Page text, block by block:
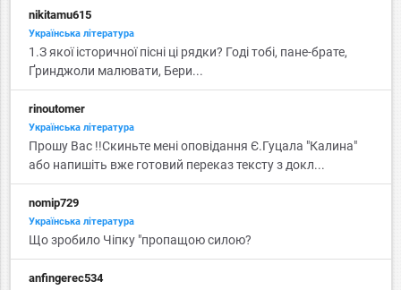
nikitamu615
Українська література
1.З якої історичної пісні ці рядки? Годі тобі, пане-брате,
Ґринджоли малювати, Бери...
rinoutomer
Українська література
Прошу Вас !!Скиньте мені оповідання Є.Гуцала "Калина"
або напишіть вже готовий переказ тексту з докл...
nomip729
Українська література
Що зробило Чіпку "пропащою силою?
anfingerec534